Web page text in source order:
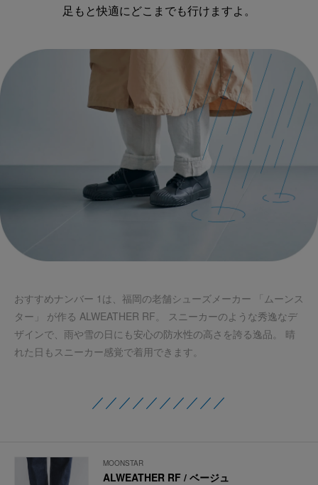
足もと快適にどこまでも行けますよ。
おすすめナンバー 1は、福岡の老舗シューズメーカー 「ムーンス
ター」 が作る ALWEATHER RF。 スニーカーのような秀逸なデ
ザインで、雨や雪の日にも安心の防水性の高さを誇る逸品。 晴
れた日もスニーカー感覚で着用できます。
／／／／／／／／／／
MOONSTAR
ALWEATHER RF / ベージュ